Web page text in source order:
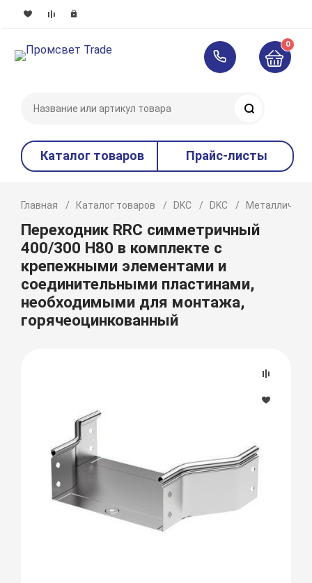
0
Каталог товаров Прайс-листы
Главная Каталог товаров DKC DKC
Переходник RRC симметричный
400/300 H80 в комплекте с
крепежными элементами и
соединительными пластинами,
необходимыми для монтажа,
горячеоцинкованный